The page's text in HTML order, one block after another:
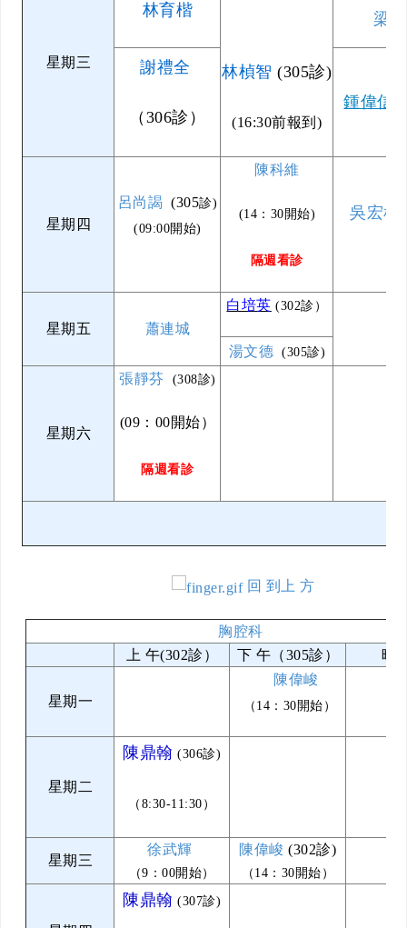
星期三
林育楷
林楨智 (305診)
(16:30前報到)
梁
謝禮全
（306診）
鍾偉信
星期四
呂尚謁 (305診)
(09:00開始)
陳科維
(14：30開始)
隔週看診
吳宏彬
星期五 蕭連城
白培英 (302診）
湯文德 (305診)
星期六
張靜芬 (308診)
(09：00開始）
隔週看診
回 到上 方
胸腔科
上 午(302診）
下 午（305診） 晚
星期一
陳偉峻
（14：30開始）
星期二
陳鼎翰 (306診)
（8:30-11:30）
星期三
徐武輝
（9：00開始）
陳偉峻 (302診)
（14：30開始）
陳鼎翰 (307診)